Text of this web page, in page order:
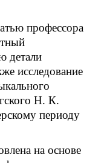
профессора
детали
исследование
Н. К.
периоду
на основе